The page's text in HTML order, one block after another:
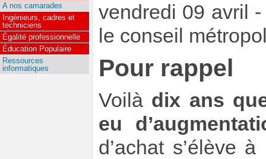
vendredi 09 avril
le conseil
Pour rappel
Voilà dix ans
eu
d’achat s’élève
A nos camarades
Ingénieurs, cadres et
techniciens
Égalité professionnelle
Éducation Populaire
Ressources
informatiques